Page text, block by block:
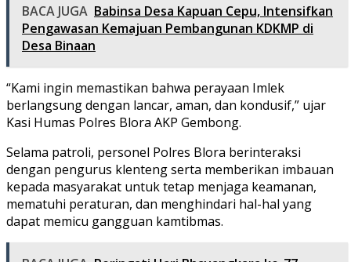
BACA JUGA Babinsa Desa Kapuan Cepu, Intensifkan
Pengawasan Kemajuan Pembangunan KDKMP di
Desa Binaan
“Kami ingin memastikan bahwa perayaan Imlek
berlangsung dengan lancar, aman, dan kondusif,” ujar
Kasi Humas Polres Blora AKP Gembong.
Selama patroli, personel Polres Blora berinteraksi
dengan pengurus klenteng serta memberikan imbauan
kepada masyarakat untuk tetap menjaga keamanan,
mematuhi peraturan, dan menghindari hal-hal yang
dapat memicu gangguan kamtibmas.